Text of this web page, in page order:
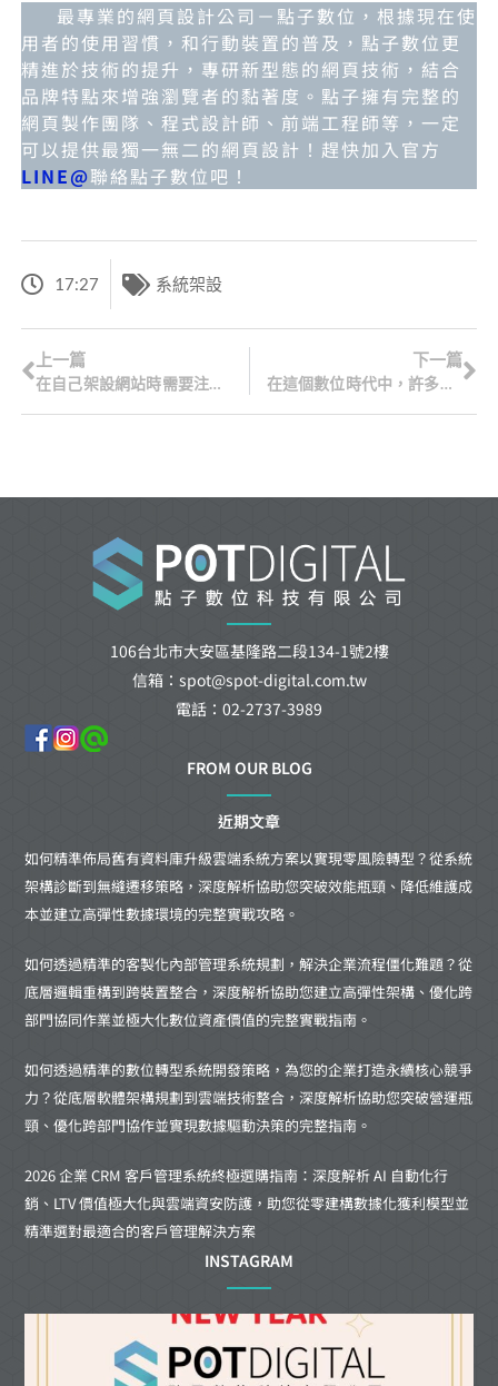
最專業的網頁設計公司－點子數位，根據現在使
用者的使用習慣，和行動裝置的普及，點子數位更
精進於技術的提升，專研新型態的網頁技術，結合
品牌特點來增強瀏覽者的黏著度。點子擁有完整的
網頁製作團隊、程式設計師、前端工程師等，一定
可以提供最獨一無二的網頁設計！趕快加入官方
LINE@聯絡點子數位吧！
17:27 系統架設
上一篇
在自己架設網站時需要注意的五個重點，讓您打造專屬網站更加順利、愉快！
下一篇
在這個數位時代中，許多人選擇免費架設網站，但這樣做究竟有什麼利弊，值得我們深入探討!
106台北市大安區基隆路二段134-1號2樓
信箱：spot@spot-digital.com.tw
電話：02-2737-3989
FROM OUR BLOG
近期文章
如何精準佈局舊有資料庫升級雲端系統方案以實現零風險轉型？從系統
架構診斷到無縫遷移策略，深度解析協助您突破效能瓶頸、降低維護成
本並建立高彈性數據環境的完整實戰攻略。
如何透過精準的客製化內部管理系統規劃，解決企業流程僵化難題？從
底層邏輯重構到跨裝置整合，深度解析協助您建立高彈性架構、優化跨
部門協同作業並極大化數位資產價值的完整實戰指南。
如何透過精準的數位轉型系統開發策略，為您的企業打造永續核心競爭
力？從底層軟體架構規劃到雲端技術整合，深度解析協助您突破營運瓶
頸、優化跨部門協作並實現數據驅動決策的完整指南。
2026 企業 CRM 客戶管理系統終極選購指南：深度解析 AI 自動化行
銷、LTV 價值極大化與雲端資安防護，助您從零建構數據化獲利模型並
精準選對最適合的客戶管理解決方案
INSTAGRAM